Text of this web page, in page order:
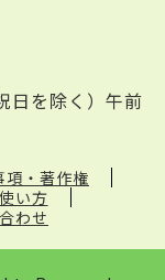
日を除く）午前
項・著作権
い方
わせ